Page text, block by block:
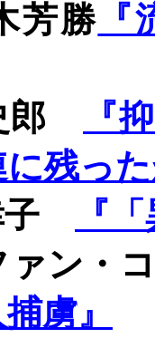
勝
『
に残っ
『
・コ
虜』